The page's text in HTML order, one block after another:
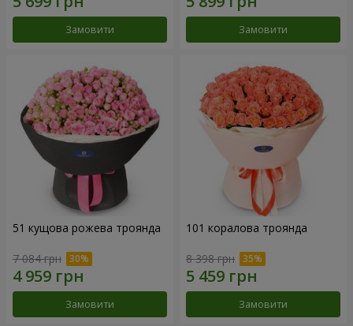
Замовити Замовити
51 кущова рожева троянда
7 084 грн
Замовити
101 коралова троянда
8 398 грн
Замовити